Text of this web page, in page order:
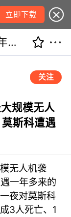
立即下载
【俄媒称莫斯科遭一年多来最大规模无人机袭击】据塔斯社17日报道，莫斯科遭遇一年多
关注
规模无人
斯科遭遇
无人机袭
一年多来的
夜对莫斯科
3人死亡、1